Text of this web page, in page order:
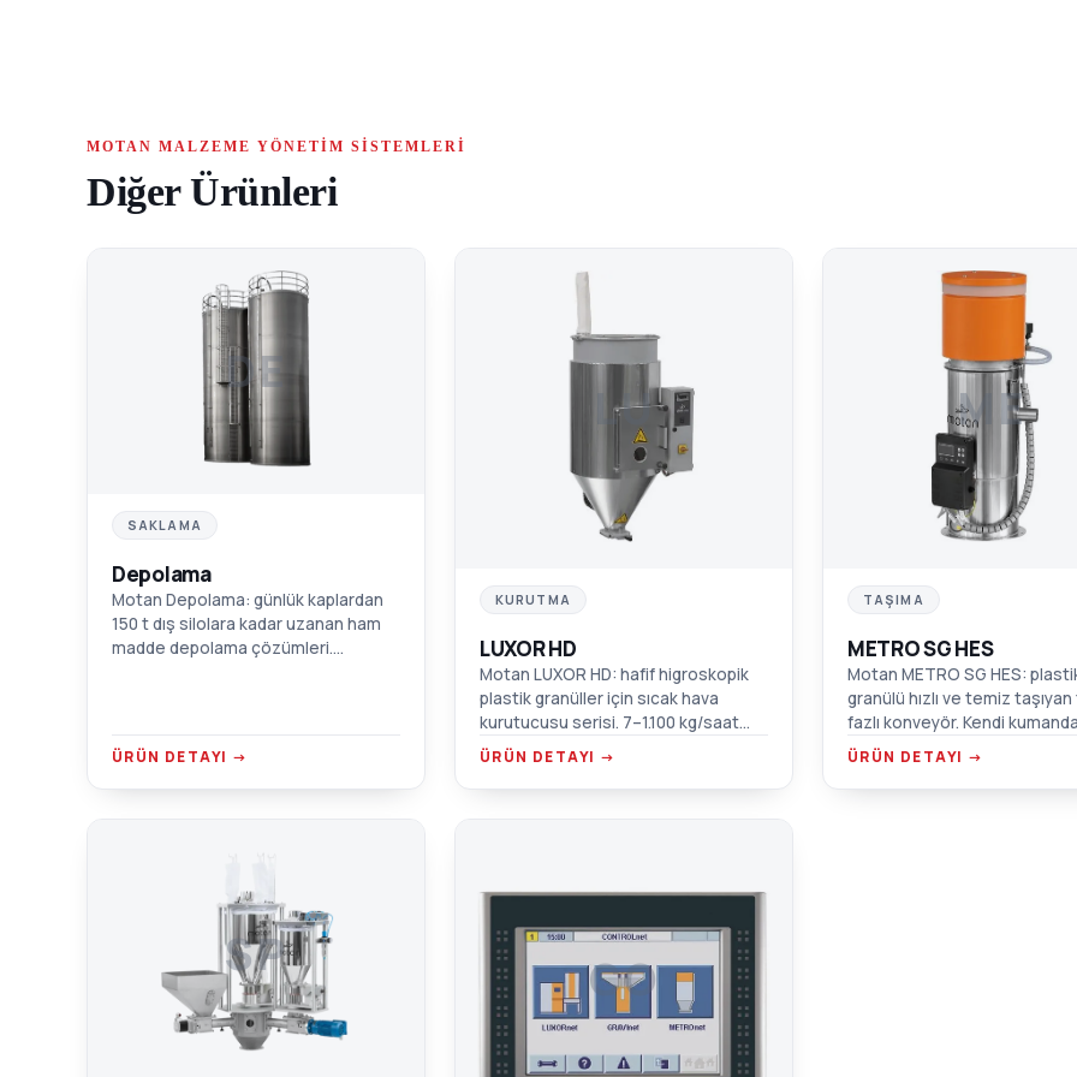
MOTAN MALZEME YÖNETIM SISTEMLERI
Diğer Ürünleri
DE
SAKLAMA
Depolama
Motan Depolama: günlük kaplardan
150 t dış silolara kadar uzanan ham
madde depolama çözümleri.
ÜRÜN DETAYI →
LU
KURUTMA
LUXOR HD
Motan LUXOR HD: hafif higroskopik
plastik granüller için sıcak hava
kurutucusu serisi. 7–1.100 kg/saat
debi, komple yalıtımlı, ±1 °C tolerans.
ÜRÜN DETAYI →
ME
TAŞIMA
METRO SG HES
Motan METRO SG HES:
granülü hızlı ve temiz
fazlı konveyör. Kendi
malzeme gereksinimini
çalışma.
ÜRÜN DETAYI →
SP CO